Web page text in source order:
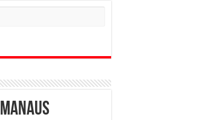
Manaus